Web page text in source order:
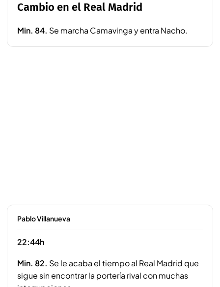
Cambio en el Real Madrid
Min. 84. Se marcha Camavinga y entra Nacho.
Pablo Villanueva
22:44h
Min. 82. Se le acaba el tiempo al Real Madrid que
sigue sin encontrar la portería rival con muchas